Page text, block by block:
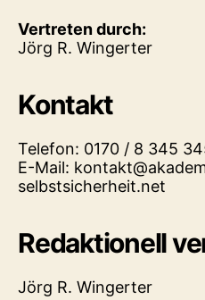
Vertreten durch:
Jörg R. Wingerter
Kontakt
Telefon: 0170 / 8 345
E-Mail:
selbstsicherheit.net
Redaktionell
Jörg R. Wingerter